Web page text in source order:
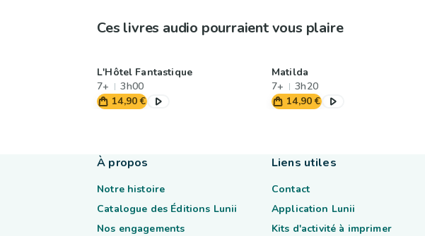
Ces livres audio pourraient vous plaire
L'Hôtel Fantastique
7+
3h00
14,90 €
Matilda
7+
3h20
14,90 €
À propos
Notre histoire
Catalogue des Éditions Lunii
Nos engagements
Liens utiles
Contact
Application Lunii
Kits d'activité à imprimer